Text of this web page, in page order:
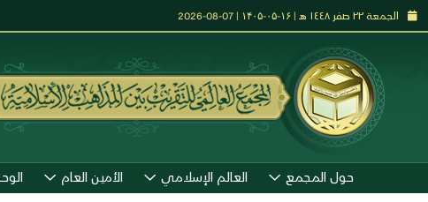
الجمعة ٢٢ صفر ١٤٤٨ هـ | ۱۶-۰۵-۱۴۰۵ | 07-08-2026
حول المجمع العالم الإسلامي الأمين العام